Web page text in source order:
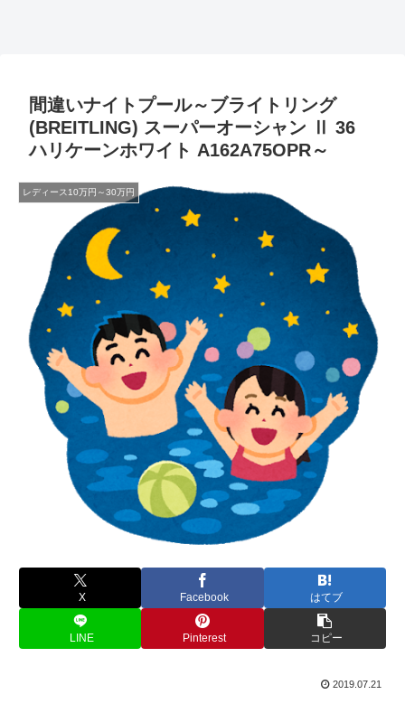
間違いナイトプール～ブライトリング
(BREITLING) スーパーオーシャン Ⅱ 36
ハリケーンホワイト A162A75OPR～
レディース10万円～30万円
X Facebook はてブ
LINE Pinterest コピー
2019.07.21